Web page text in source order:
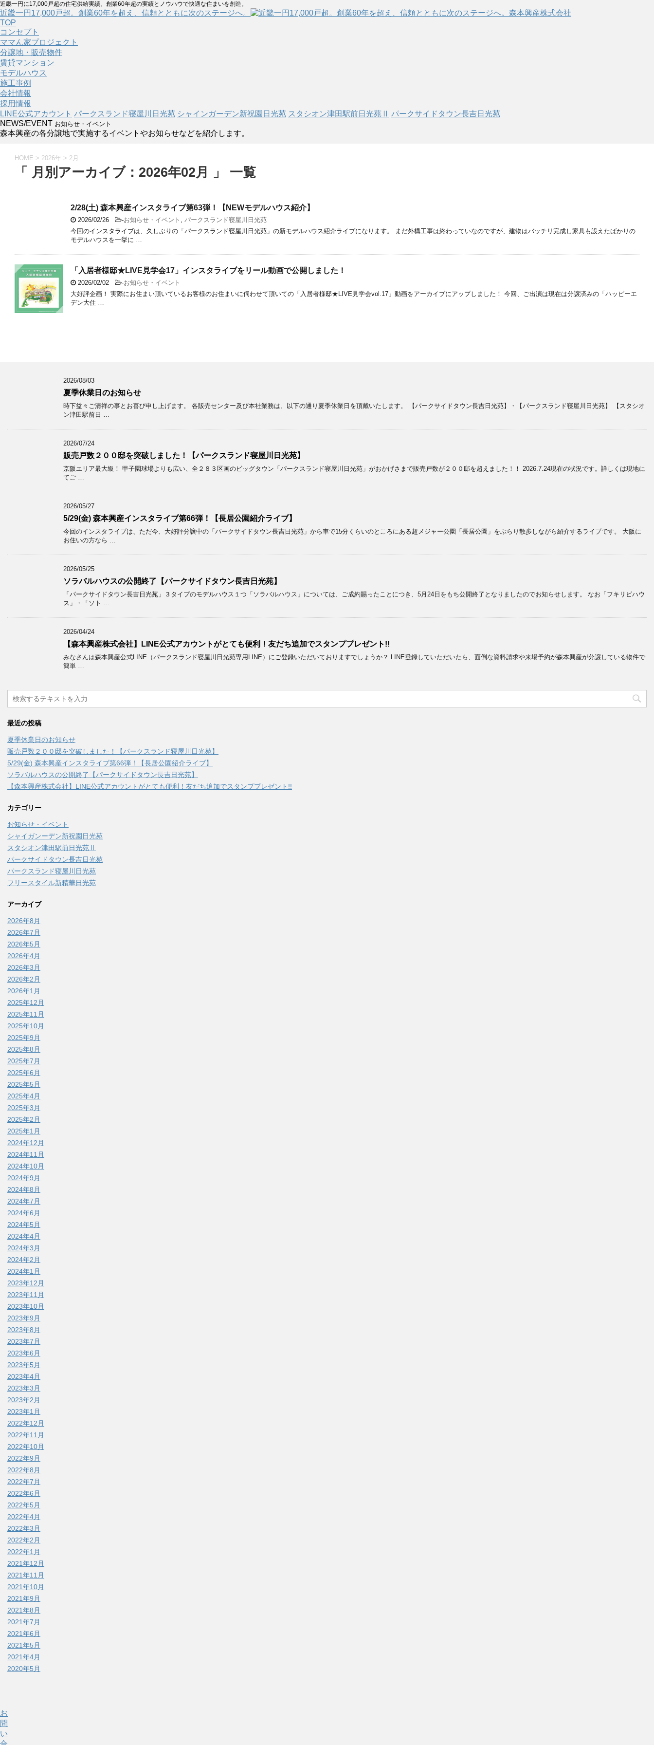
近畿一円に17,000戸超の住宅供給実績。創業60年超の実績とノウハウで快適な住まいを創造。
近畿一円17,000戸超。創業60年を超え、信頼とともに次のステージへ。
TOP
コンセプト
ママん家プロジェクト
分譲地・販売物件
賃貸マンション
モデルハウス
施工事例
会社情報
採用情報
LINE公式アカウント パークスランド寝屋川日光苑 シャインガーデン新祝園日光苑 スタシオン津田駅前日光苑Ⅱ パークサイドタウン長吉日光苑
NEWS/EVENT お知らせ・イベント
森本興産の各分譲地で実施するイベントやお知らせなどを紹介します。
HOME > 2026年 > 2月
「 月別アーカイブ：2026年02月 」 一覧
2/28(土) 森本興産インスタライブ第63弾！【NEWモデルハウス紹介】
2026/02/26 -お知らせ・イベント , パークスランド寝屋川日光苑
今回のインスタライブは、久しぶりの「パークスランド寝屋川日光苑」の新モデルハウス紹介ライブになります。 まだ外構工事は終わっていなのですが、建物はバッチリ完成し家具も設えたばかりの
モデルハウスを一挙に …
「入居者様邸★LIVE見学会17」インスタライブをリール動画で公開しました！
2026/02/02 -お知らせ・イベント
大好評企画！ 実際にお住まい頂いているお客様のお住まいに伺わせて頂いての「入居者様邸★LIVE見学会vol.17」動画をアーカイブにアップしました！ 今回、ご出演は現在は分譲済みの「ハッピーエ
デン大住 …
2026/08/03
夏季休業日のお知らせ
時下益々ご清祥の事とお喜び申し上げます。 各販売センター及び本社業務は、以下の通り夏季休業日を頂戴いたします。 【パークサイドタウン長吉日光苑】・【パークスランド寝屋川日光苑】 【スタシオ
ン津田駅前日 …
2026/07/24
販売戸数２００邸を突破しました！【パークスランド寝屋川日光苑】
京阪エリア最大級！ 甲子園球場よりも広い、全２８３区画のビッグタウン「パークスランド寝屋川日光苑」がおかげさまで販売戸数が２００邸を超えました！！ 2026.7.24現在の状況です。詳しくは現地に
てご …
2026/05/27
5/29(金) 森本興産インスタライブ第66弾！【長居公園紹介ライブ】
今回のインスタライブは、ただ今、大好評分譲中の「パークサイドタウン長吉日光苑」から車で15分くらいのところにある超メジャー公園「長居公園」をぶらり散歩しながら紹介するライブです。 大阪に
お住いの方なら …
2026/05/25
ソラバルハウスの公開終了【パークサイドタウン長吉日光苑】
「パークサイドタウン長吉日光苑」３タイプのモデルハウス１つ「ソラバルハウス」については、ご成約賜ったことにつき、5月24日をもち公開終了となりましたのでお知らせします。 なお「フキリビハウ
ス」・「ソト …
2026/04/24
【森本興産株式会社】LINE公式アカウントがとても便利！友だち追加でスタンププレゼント!!
みなさんは森本興産公式LINE（パークスランド寝屋川日光苑専用LINE）にご登録いただいておりますでしょうか？ LINE登録していただいたら、面倒な資料請求や来場予約が森本興産が分譲している物件で
簡単 …
最近の投稿
夏季休業日のお知らせ
販売戸数２００邸を突破しました！【パークスランド寝屋川日光苑】
5/29(金) 森本興産インスタライブ第66弾！【長居公園紹介ライブ】
ソラバルハウスの公開終了【パークサイドタウン長吉日光苑】
【森本興産株式会社】LINE公式アカウントがとても便利！友だち追加でスタンププレゼント!!
カテゴリー
お知らせ・イベント
シャイガンーデン新祝園日光苑
スタシオン津田駅前日光苑Ⅱ
パークサイドタウン長吉日光苑
パークスランド寝屋川日光苑
フリースタイル新精華日光苑
アーカイブ
2026年8月
2026年7月
2026年5月
2026年4月
2026年3月
2026年2月
2026年1月
2025年12月
2025年11月
2025年10月
2025年9月
2025年8月
2025年7月
2025年6月
2025年5月
2025年4月
2025年3月
2025年2月
2025年1月
2024年12月
2024年11月
2024年10月
2024年9月
2024年8月
2024年7月
2024年6月
2024年5月
2024年4月
2024年3月
2024年2月
2024年1月
2023年12月
2023年11月
2023年10月
2023年9月
2023年8月
2023年7月
2023年6月
2023年5月
2023年4月
2023年3月
2023年2月
2023年1月
2022年12月
2022年11月
2022年10月
2022年9月
2022年8月
2022年7月
2022年6月
2022年5月
2022年4月
2022年3月
2022年2月
2022年1月
2021年12月
2021年11月
2021年10月
2021年9月
2021年8月
2021年7月
2021年6月
2021年5月
2021年4月
2020年5月
お
問
い